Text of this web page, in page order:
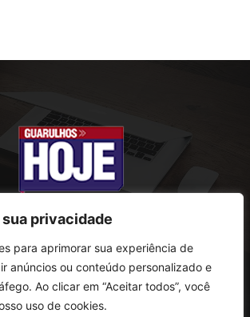
privacidade
para aprimorar sua experiência de
anúncios ou conteúdo personalizado e
Ao clicar em “Aceitar todos”, você
uso de cookies.
SOBRE NÓS
Antonio Prado, 121